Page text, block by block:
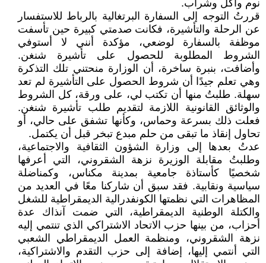
نوم وأكل وشراب.
قررتُ التوجه إلى السفارة البرتغالية بالرباط للاستفسار
عن الرحلة والتأشيرة، فكانت صدمتي كبيرة حين تأسفت
موظفة بالسفارة لوضعي، مؤكدة أنني لا أستوفي
الشروط المطلوبة للحصول على تأشيرة شنغن.
وأضافت، بنبرة ساخرة، أن الوزارة منحتني تلك التذكرة
وهي تعلم جيدًا أن شروط الحصول على التأشيرة لم تعد
سهلة. طلبتُ منها أن تكتب لي، على ورقة، كل الشروط
والوثائق القانونية اللازمة لتقديم طلب تأشيرة شنغن.
فعلت ذلك بسرعة وحماس، وكأنها تشفق على حالي، أو
تحاول إنقاذ ما تبقى من حلم مبدع تبخر قبل أن يكتمل.
عدتُ بعدها إلى وزارة الشؤون الثقافية والاجتماعية،
وطلبتُ مقابلة الوزيرة نزهة الشقروني، التي أعرفها
شخصيًا كأستاذة جامعية بمدينة مكناس، وكمناضلة
سياسية ونقابية. فقد سبق أن شاركنا معًا في العديد من
المظاهرات التي نظمتها الكونفدرالية الديمقراطية للشغل
والكتلة الوطنية الديمقراطية، التي ضمت آنذاك عدة
أحزاب، من بينها حزب الاتحاد الاشتراكي الذي تنتمي إليه
نزهة الشقروني، ومنظمة العمل الديمقراطي الشعبي
التي أنتمي إليها، إضافة إلى حزب التقدم والاشتراكية،